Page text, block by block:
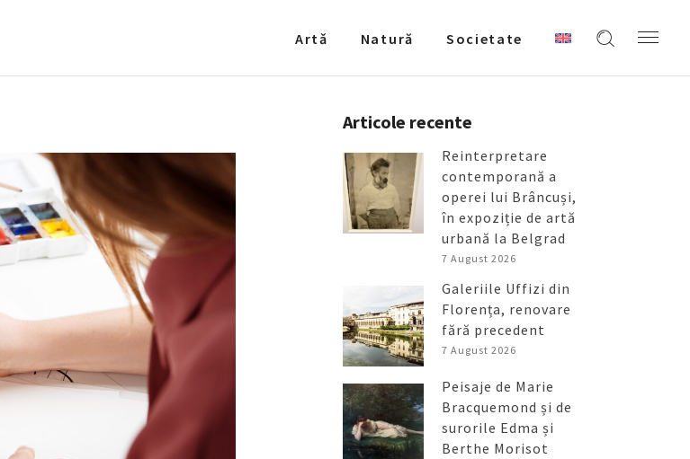
Artǎ Natură Societate
Articole recente
Reinterpretare
contemporană a
operei lui Brâncuși,
în expoziție de artă
urbană la Belgrad
7 August 2026
Galeriile Uffizi din
Florența, renovare
fără precedent
7 August 2026
Peisaje de Marie
Bracquemond și de
surorile Edma și
Berthe Morisot